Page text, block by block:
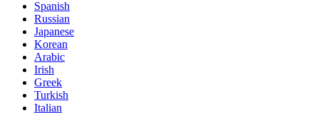
Spanish
Russian
Japanese
Korean
Arabic
Irish
Greek
Turkish
Italian